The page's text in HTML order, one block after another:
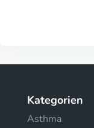
Kategorien
Asthma